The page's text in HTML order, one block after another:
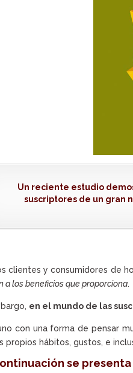
Un reciente estudio
suscriptores de un gran
clientes y consumidores de
a los beneficios que proporciona.
en el mundo de las
con una forma de pensar
propios hábitos, gustos, e
se